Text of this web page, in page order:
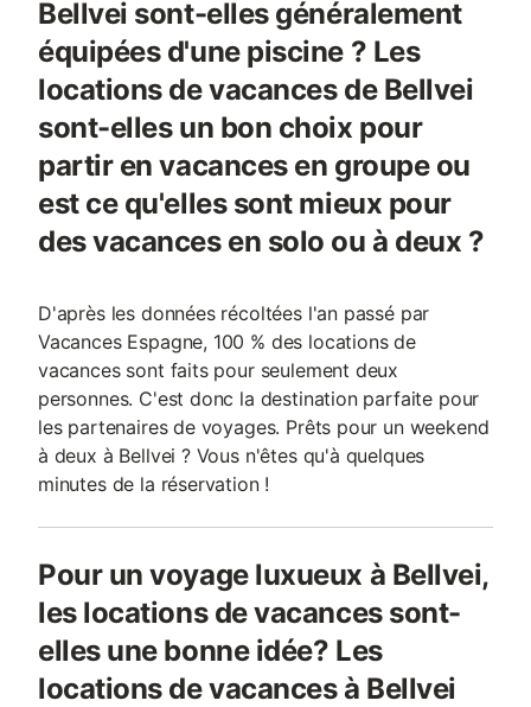
Bellvei sont-elles généralement
équipées d'une piscine ? Les
locations de vacances de Bellvei
sont-elles un bon choix pour
partir en vacances en groupe ou
est ce qu'elles sont mieux pour
des vacances en solo ou à deux ?
D'après les données récoltées l'an passé par
Vacances Espagne, 100 % des locations de
vacances sont faits pour seulement deux
personnes. C'est donc la destination parfaite pour
les partenaires de voyages. Prêts pour un weekend
à deux à Bellvei ? Vous n'êtes qu'à quelques
minutes de la réservation !
Pour un voyage luxueux à Bellvei,
les locations de vacances sont-
elles une bonne idée? Les
locations de vacances à Bellvei